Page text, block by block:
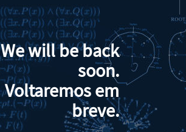
We will be back
soon.
Voltaremos em
breve.